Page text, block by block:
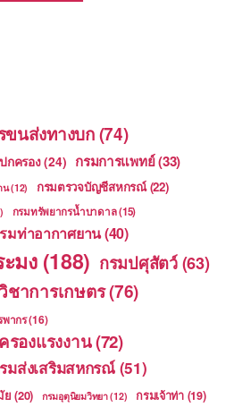
ขนส่งทางบก(74)
กครอง(24) กรมการแพทย์(33)
น(12) กรมตรวจบัญชีสหกรณ์(22)
กรมทรัพยากรน้ำบาดาล(15)
มท่าอากาศยาน(40)
มง(188) กรมปศุสัตว์(63)
ชาการเกษตร(76)
พากร(16)
องแรงงาน(72)
มส่งเสริมสหกรณ์(51)
ย (20) กรมอุตุนิยมวิทยา(12) กรมเจ้าท่า(19)